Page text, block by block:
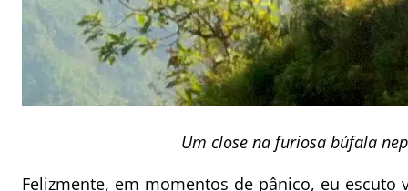
Um close na furiosa búfala
Felizmente, em momentos de pânico, eu escuto